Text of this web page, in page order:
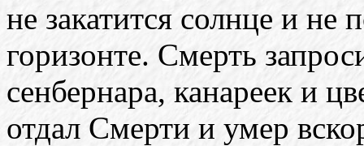
не закатится солнце и не
горизонте. Смерть
сенбернара, канареек и
отдал Смерти и умер